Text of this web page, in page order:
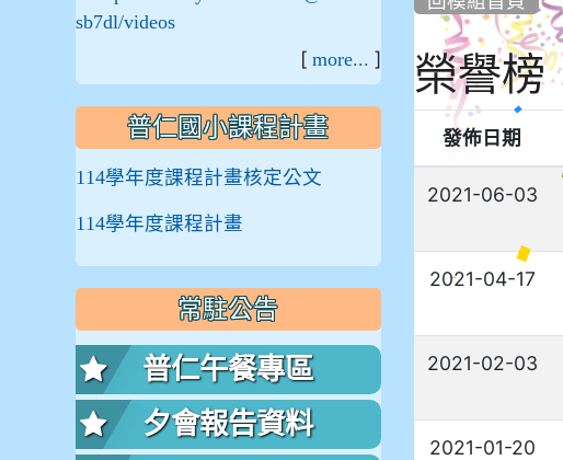
榮譽榜
發佈日期
2021-06-03
2021-04-17
2021-02-03
2021-01-20
[ more... ]
普仁國小課程計畫
114學年度課程計畫核定公文
114學年度課程計畫
常駐公告
普仁午餐專區
夕會報告資料